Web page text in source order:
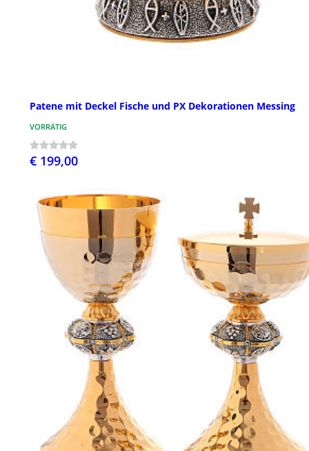
Patene mit Deckel Fische und PX Dekorationen Messing
VORRÄTIG
€ 199,00